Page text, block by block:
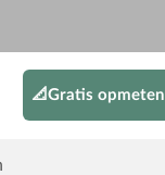
📐Gratis opmeten